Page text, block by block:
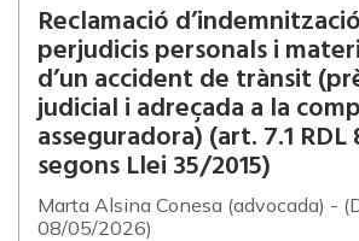
Reclamació
perjudicis personals i
d’un accident de trànsit
judicial i adreçada a la
asseguradora) (art. 7.1
segons Llei 35/2015)
Marta Alsina Conesa (advocada) -
08/05/2026)